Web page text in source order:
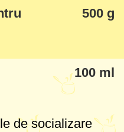
500 g
100 ml
de socializare